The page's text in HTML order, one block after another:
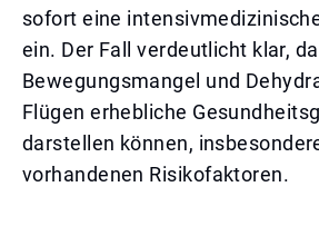
sofort eine
ein. Der Fall verdeutlicht klar,
Bewegungsmangel und
Flügen erhebliche
darstellen können,
vorhandenen Risikofaktoren.